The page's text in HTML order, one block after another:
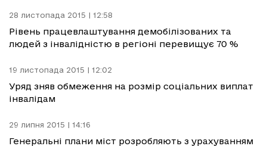
28 листопада 2015 | 12:58
Рівень працевлаштування демобілізованих та
людей з інвалідністю в регіоні перевищує 70 %
19 листопада 2015 | 12:02
Уряд зняв обмеження на розмір соціальних виплат
інвалідам
29 липня 2015 | 14:16
Генеральні плани міст розробляють з урахуванням